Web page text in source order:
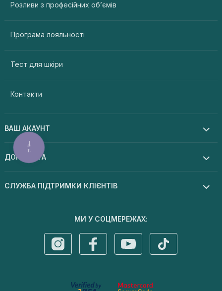
Розливи з професійних об’ємів
Програма лояльності
Тест для шкіри
Контакти
ВАШ АКАУНТ
ДОПОМОГА
СЛУЖБА ПІДТРИМКИ КЛІЄНТІВ
МИ У СОЦМЕРЕЖАХ:
КНОПКА
ЗВ'ЯЗКУ